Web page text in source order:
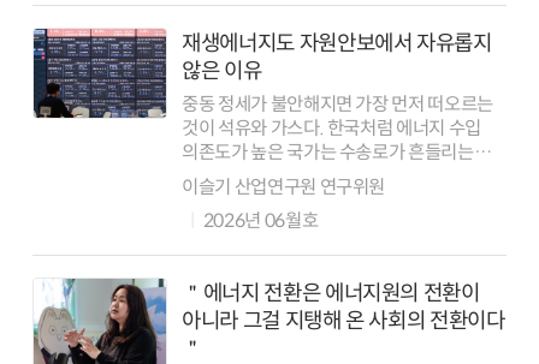
재생에너지도 자원안보에서 자유롭지
않은 이유
중동 정세가 불안해지면 가장 먼저 떠오르는
것이 석유와 가스다. 한국처럼 에너지 수입
의존도가 높은 국가는 수송로가 흔들리는
순간 전력 수급, 산업 생산, 물가가 동시에
영향을 받기 때문이다. 이런 점에서 태양광과
풍력은 화석연료 의존도를 낮추는 중요한 ...
이슬기 산업연구원 연구위원
2026년 06월호
＂에너지 전환은 에너지원의 전환이
아니라 그걸 지탱해 온 사회의 전환이다
＂